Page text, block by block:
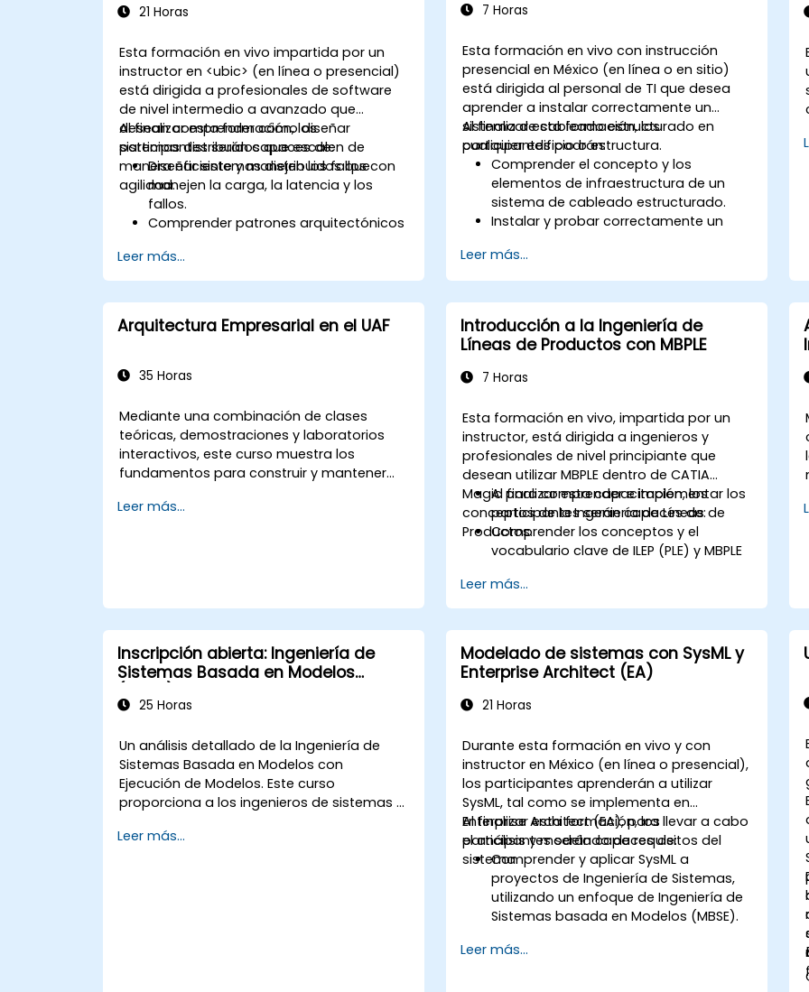
21 Horas
Esta formación en vivo impartida por un
instructor en <ubic> (en línea o presencial)
está dirigida a profesionales de software
de nivel intermedio a avanzado que
desean comprender cómo diseñar
sistemas distribuidos que escalen de
manera eficiente y manejen los fallos con
agilidad.
Al finalizar esta formación, los
participantes serán capaces de:
Diseñar sistemas distribuidos que
manejen la carga, la latencia y los
fallos.
Comprender patrones arquitectónicos
arquitectura dirigida por eventos y
CQRS.
Evaluar los compromisos entre
consistencia, disponibilidad y
tolerancia a particiones (teorema
Elegir estrategias adecuadas de
coordinación.
Leer más...
7 Horas
Esta formación en vivo con instrucción
presencial en México (en línea o en sitio)
está dirigida al personal de TI que desea
aprender a instalar correctamente un
sistema de cableado estructurado en
cualquier edificio o estructura.
Al finalizar esta formación, los
participantes podrán:
Comprender el concepto y los
elementos de infraestructura de un
sistema de cableado estructurado.
Instalar y probar correctamente un
Aprender las normas del sector, las
técnicas y el equipo utilizados para un
Leer más...
Arquitectura Empresarial en el UAF
35 Horas
Mediante una combinación de clases
teóricas, demostraciones y laboratorios
interactivos, este curso muestra los
fundamentos para construir y mantener
utilizando el Marco Unificado de
Leer más...
Introducción a la Ingeniería de
Líneas de Productos con MBPLE
7 Horas
Esta formación en vivo, impartida por un
instructor, está dirigida a ingenieros y
profesionales de nivel principiante que
desean utilizar MBPLE dentro de CATIA
Magic para comprender e implementar los
conceptos de la Ingeniería de Líneas de
Productos.
Al finalizar esta capacitación, los
participantes serán capaces de:
Comprender los conceptos y el
vocabulario clave de ILEP (PLE) y MBPLE
modelación de líneas de productos
Implementar un proceso de definición
de línea de productos en CATIA Magic
Utilizar las características de MBPLE,
como modelos de características,
puntos de variación y configuraciones
Leer más...
Inscripción abierta: Ingeniería de
Sistemas Basada en Modelos
25 Horas
Un análisis detallado de la Ingeniería de
Sistemas Basada en Modelos con
Ejecución de Modelos. Este curso
proporciona a los ingenieros de sistemas y
prácticas para simular el comportamiento
Leer más...
Modelado de sistemas con SysML y
Enterprise Architect (EA)
21 Horas
Durante esta formación en vivo y con
instructor en México (en línea o presencial),
los participantes aprenderán a utilizar
SysML, tal como se implementa en
Enterprise Architect (EA), para llevar a cabo
el análisis y modelado de requisitos del
sistema.
Al finalizar esta formación, los
participantes serán capaces de:
Comprender y aplicar SysML a
proyectos de Ingeniería de Sistemas,
utilizando un enfoque de Ingeniería de
Sistemas basada en Modelos (MBSE).
basándose en modelos de casos de
Leer más...